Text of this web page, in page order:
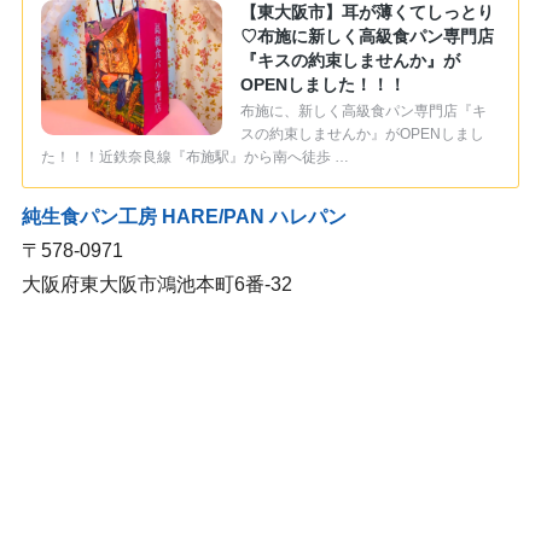
【東大阪市】耳が薄くてしっとり
♡布施に新しく高級食パン専門店
『キスの約束しませんか』が
OPENしました！！！
布施に、新しく高級食パン専門店『キ
スの約束しませんか』がOPENしまし
た！！！近鉄奈良線『布施駅』から南へ徒歩 …
純生食パン工房 HARE/PAN ハレパン
〒578-0971
大阪府東大阪市鴻池本町6番-32